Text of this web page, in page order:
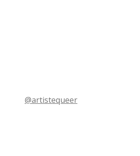
@artistequeer